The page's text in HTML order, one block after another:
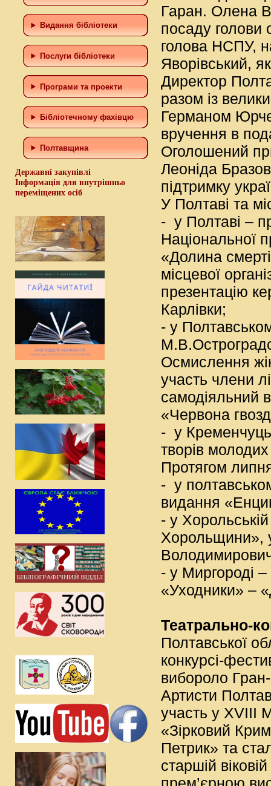
Видання бібліотеки
Послуги бібліотеки
Програми та проекти
Бiблiотечному фахiвцю
Полтавщина
Державні закупівлі
Інформація для внутрішньо
переміщених осіб
Гаран. Олена
посаду голови
голова НСПУ,
Яворівський,
Директор
разом із
Германом
вручення в
Оголошений
Леоніда
підтримку
У Полтаві та
- у Полтаві –
Національної
«Долина
місцевої
презентацію
Карлівки;
- у
Осмислення
участь члени
самодіяльний
«Червона
- у
творів
Протягом
- у
видання
- у
Хорольщини»,
- у Миргороді
«Уходники» –
Театрально-
Полтавської
конкурсі-
вибороло
Артисти
участь у XVIII
«Зірковий
Петрик» та
старшій